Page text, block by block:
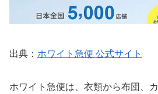
出典： ホワイト急便 公式サイト
ホワイト急便は、衣類から布団、